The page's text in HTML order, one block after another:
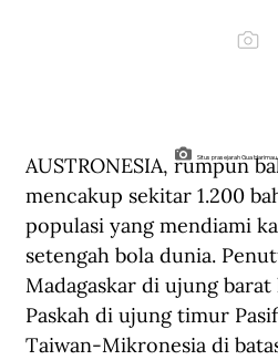
Situs prasejarah Gua Harimau
AUSTRONESIA, rumpun
mencakup sekitar 1.200
populasi yang mendiami
setengah bola dunia.
Madagaskar di ujung
Paskah di ujung timur
Taiwan-Mikronesia di